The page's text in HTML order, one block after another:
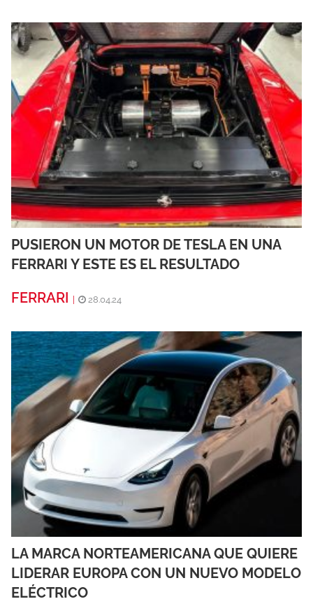
PUSIERON UN MOTOR DE TESLA EN UNA
FERRARI Y ESTE ES EL RESULTADO
FERRARI
28.04.24
LA MARCA NORTEAMERICANA QUE QUIERE
LIDERAR EUROPA CON UN NUEVO MODELO
ELÉCTRICO